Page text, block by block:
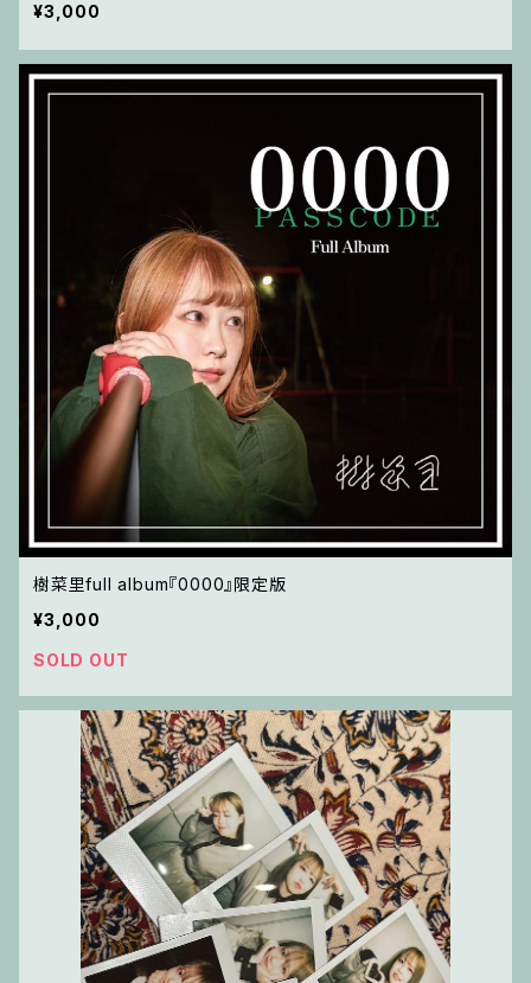
¥3,000
樹菜里full album『0000』限定版
¥3,000
SOLD OUT